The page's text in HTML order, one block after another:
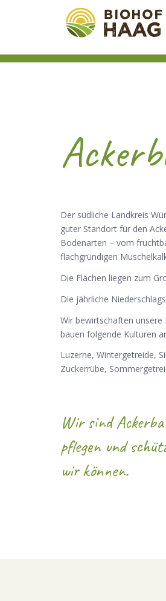
Der südliche Landkreis
guter Standort für den
Bodenarten – vom
flachgründigen
Die Flächen liegen zum
Die jährliche
Wir bewirtschaften unsere
bauen folgende Kulturen
Luzerne, Wintergetreide,
Zuckerrübe,
Wir sind
pflegen und
wir können.